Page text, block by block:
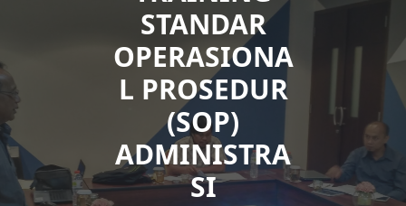
STANDAR
OPERASIONA
L PROSEDUR
(SOP)
ADMINISTRA
SI